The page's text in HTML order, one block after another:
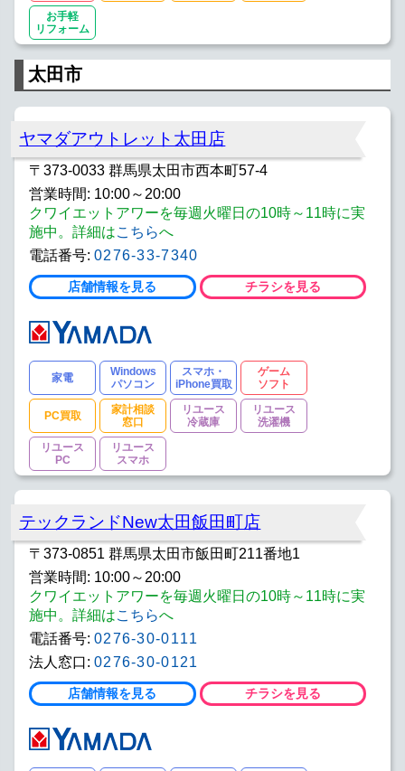
お手軽
リフォーム
太田市
ヤマダアウトレット太田店
〒373-0033 群馬県太田市西本町57-4
営業時間: 10:00～20:00
クワイエットアワーを毎週火曜日の10時～11時に実
施中。詳細はこちらへ
電話番号: 0276-33-7340
店舗情報を見る チラシを見る
家電
Windows
パソコン
スマホ・
iPhone買取
ゲーム
ソフト
PC買取
家計相談
窓口
リユース
冷蔵庫
リユース
洗濯機
リユース
PC
リユース
スマホ
テックランドNew太田飯田町店
〒373-0851 群馬県太田市飯田町211番地1
営業時間: 10:00～20:00
クワイエットアワーを毎週火曜日の10時～11時に実
施中。詳細はこちらへ
電話番号: 0276-30-0111
法人窓口: 0276-30-0121
店舗情報を見る チラシを見る